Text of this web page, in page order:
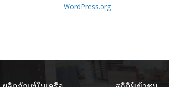
WordPress.org